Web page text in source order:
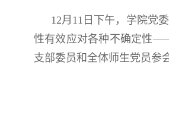
12月11日下午，学院党
性有效应对各种不确定性
支部委员和全体师生党员参